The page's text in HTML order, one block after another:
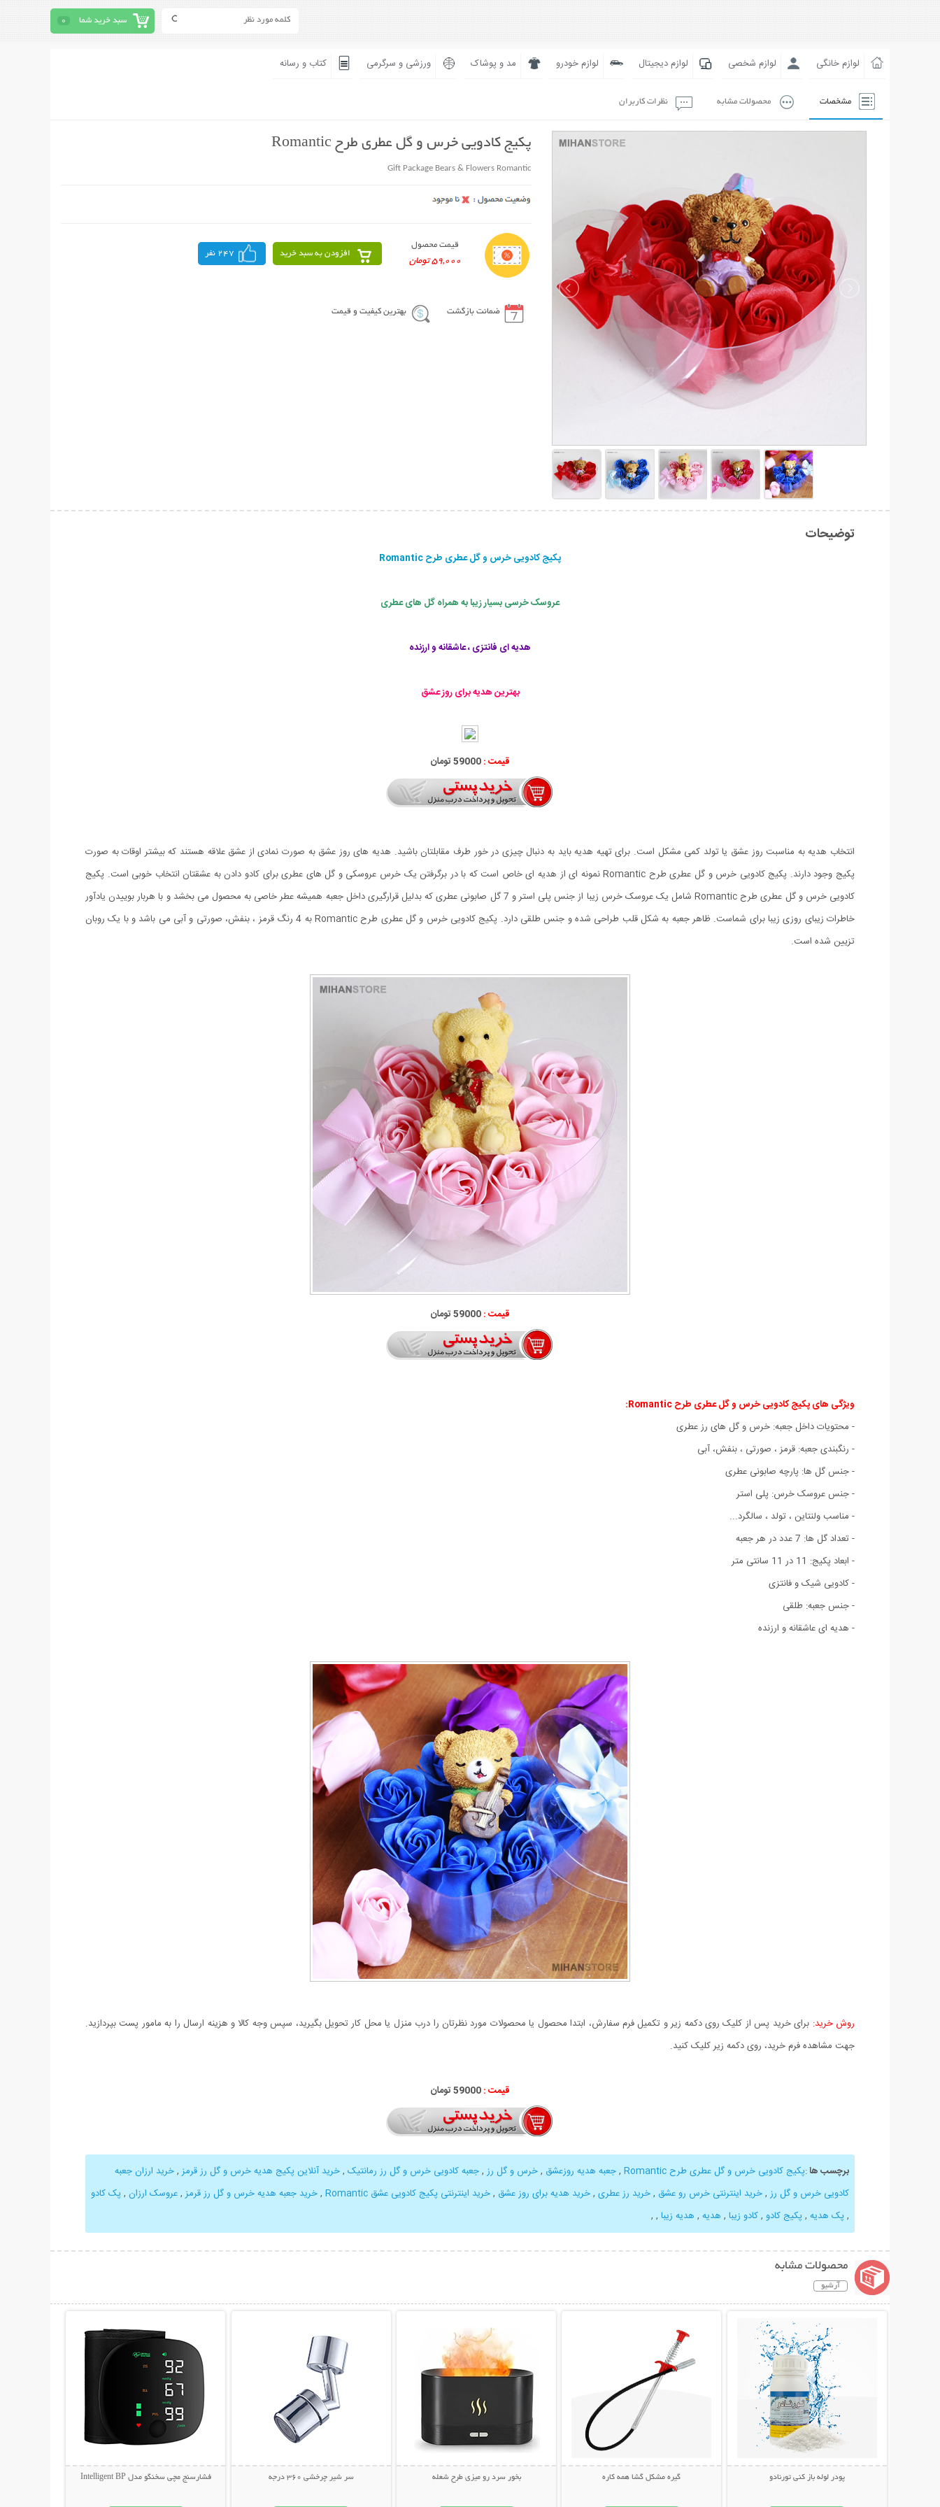
سبد خرید شما 0
لوازم خانگی لوازم شخصی لوازم دیجیتال لوازم خودرو مد و پوشاک ورزشی و سرگرمی کتاب و رسانه
مشخصات محصولات مشابه نظرات کاربران
پکیج کادویی خرس و گل عطری طرح Romantic
Gift Package Bears & Flowers Romantic
قیمت محصول
59,000 تومان
افزودن به سبد خرید 247 نفر
ضمانت بازگشت بهترین کیفیت و قیمت
توضیحات
پکیج کادویی خرس و گل عطری طرح Romantic
عروسک خرسی بسیار زیبا به همراه گل های عطری
هدیه ای فانتزی ، عاشقانه و ارزنده
بهترین هدیه برای روز عشق
قیمت :59000 تومان
انتخاب هدیه به مناسبت روز عشق یا تولد کمی مشکل است. برای تهیه هدیه باید به دنبال چیزی در خور طرف مقابلتان باشید. هدیه های روز عشق به صورت نمادی از عشق علاقه هستند که بیشتر اوقات به صورت
پکیج وجود دارند. پکیج کادویی خرس و گل عطری طرح Romantic نمونه ای از هدیه ای خاص است که با در برگرفتن یک خرس عروسکی و گل های عطری برای کادو دادن به عشقتان انتخاب خوبی است. پکیج
کادویی خرس و گل عطری طرح Romantic شامل یک عروسک خرس زیبا از جنس پلی استر و 7 گل صابونی عطری که بدلیل قرارگیری داخل جعبه همیشه عطر خاصی به محصول می بخشد و با هربار بوییدن یادآور
خاطرات زیبای روزی زیبا برای شماست. ظاهر جعبه به شکل قلب طراحی شده و جنس طلقی دارد. پکیج کادویی خرس و گل عطری طرح Romantic به 4 رنگ قرمز ، بنفش، صورتی و آبی می باشد و با یک روبان
تزیین شده است.
قیمت :59000 تومان
ویژگی های پکیج کادویی خرس و گل عطری طرح Romantic:
- محتویات داخل جعبه‏:‏ خرس و گل های رز عطری
- رنگبندی جعبه: قرمز ، صورتی ، بنفش، آبی
- جنس گل ها: پارچه صابونی عطری
- جنس عروسک خرس: پلی استر
- مناسب ولنتاین ، تولد ، سالگرد‏.‏‏.‏‏.‏
- تعداد گل ها: 7 عدد در هر جعبه
- ابعاد پکیج: 11 در 11 سانتی متر
- کادویی شیک و فانتزی
- جنس جعبه: طلقی
- هدیه ای عاشقانه و ارزنده
روش خرید: برای خرید پس از کلیک روی دکمه زیر و تکمیل فرم سفارش، ابتدا محصول یا محصولات مورد نظرتان را درب منزل یا محل کار تحویل بگیرید، سپس وجه کالا و هزینه ارسال را به مامور پست بپردازید.
جهت مشاهده فرم خرید، روی دکمه زیر کلیک کنید.
قیمت : 59000 تومان
برچسب ها:پکیج کادویی خرس و گل عطری طرح Romantic ,جعبه هدیه روزعشق ,خرس و گل رز ,جعبه کادویی خرس و گل رز رمانتیک ,خرید آنلاین پکیج هدیه خرس و گل رز قرمز ,خرید ارزان جعبه
کادویی خرس و گل رز ,خرید اینترنتی خرس رو عشق ,خرید رز عطری ,خرید هدیه برای روز عشق ,خرید اینترنتی پکیج کادویی عشق Romantic ,خرید جعبه هدیه خرس و گل رز قرمز ,عروسک ارزان , پک کادو
, پک هدیه , پکیج کادو ,کادو زیبا , هدیه , هدیه زیبا ,
,
محصولات مشابه
آرشیو
پودر لوله باز کنی تورنادو گیره مشکل گشا همه کاره بخور سرد رو میزی طرح شعله سر شیر چرخشی 360 درجه فشارسنج مچی سخنگو مدل Intelligent BP